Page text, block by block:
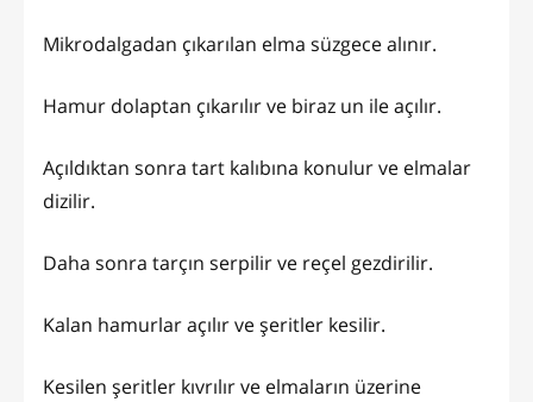
Mikrodalgadan çıkarılan elma süzgece alınır.
Hamur dolaptan çıkarılır ve biraz un ile açılır.
Açıldıktan sonra tart kalıbına konulur ve elmalar
dizilir.
Daha sonra tarçın serpilir ve reçel gezdirilir.
Kalan hamurlar açılır ve şeritler kesilir.
Kesilen şeritler kıvrılır ve elmaların üzerine